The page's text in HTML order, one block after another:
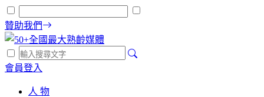
贊助我們
會員登入
人 物